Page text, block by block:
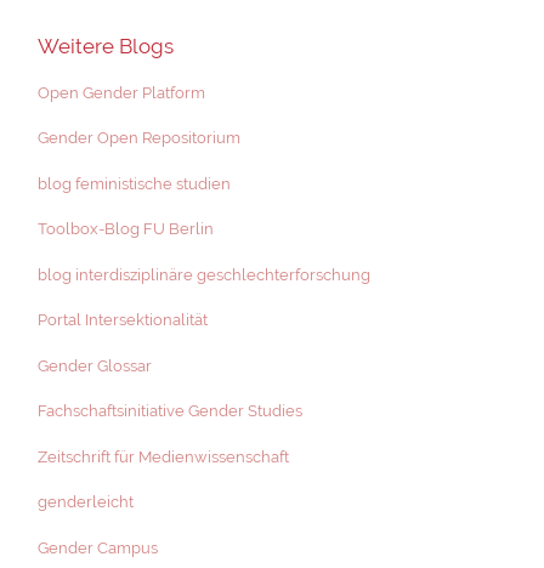
Weitere Blogs
Open Gender Platform
Gender Open Repositorium
blog feministische studien
Toolbox-Blog FU Berlin
blog interdisziplinäre geschlechterforschung
Portal Intersektionalität
Gender Glossar
Fachschaftsinitiative Gender Studies
Zeitschrift für Medienwissenschaft
genderleicht
Gender Campus